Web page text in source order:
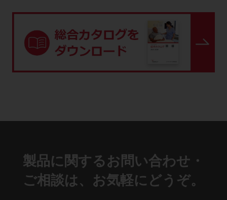
製品に関するお問い合わせ・
ご相談は、お気軽にどうぞ。